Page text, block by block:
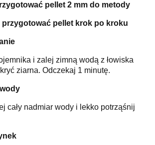
pellet 2 mm do metody
przygotować pellet krok po kroku
i zalej zimną wodą z łowiska
ziarna. Odczekaj 1 minutę.
cały nadmiar wody i lekko potrząśnij